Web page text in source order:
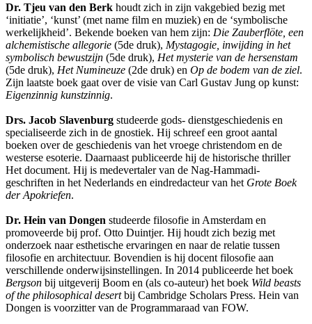
Dr. Tjeu van den Berk houdt zich in zijn vakgebied bezig met
‘initiatie’, ‘kunst’ (met name film en muziek) en de ‘symbolische
werkelijkheid’. Bekende boeken van hem zijn: Die Zauberflöte, een
alchemistische allegorie (5de druk), Mystagogie, inwijding in het
symbolisch bewustzijn (5de druk), Het mysterie van de hersenstam
(5de druk), Het Numineuze (2de druk) en Op de bodem van de ziel.
Zijn laatste boek gaat over de visie van Carl Gustav Jung op kunst:
Eigenzinnig kunstzinnig.
Drs. Jacob Slavenburg studeerde gods- dienstgeschiedenis en
specialiseerde zich in de gnostiek. Hij schreef een groot aantal
boeken over de geschiedenis van het vroege christendom en de
westerse esoterie. Daarnaast publiceerde hij de historische thriller
Het document. Hij is medevertaler van de Nag-Hammadi-
geschriften in het Nederlands en eindredacteur van het Grote Boek
der Apokriefen.
Dr. Hein van Dongen studeerde filosofie in Amsterdam en
promoveerde bij prof. Otto Duintjer. Hij houdt zich bezig met
onderzoek naar esthetische ervaringen en naar de relatie tussen
filosofie en architectuur. Bovendien is hij docent filosofie aan
verschillende onderwijsinstellingen. In 2014 publiceerde het boek
Bergson bij uitgeverij Boom en (als co-auteur) het boek Wild beasts
of the philosophical desertbij Cambridge Scholars Press. Hein van
Dongen is voorzitter van de Programmaraad van FOW.